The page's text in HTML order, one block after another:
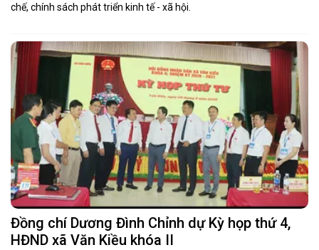
chế, chính sách phát triển kinh tế - xã hội.
Đồng chí Dương Đình Chỉnh dự Kỳ họp thứ 4,
HĐND xã Văn Kiều khóa II